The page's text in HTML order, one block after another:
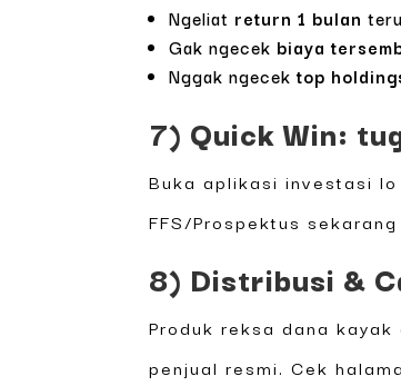
Ngeliat return 1 bulan
Gak ngecek biaya
Nggak ngecektop
7) Quick Win:
Buka aplikasi investasi
FFS/Prospektus
8) Distribusi &
Produk reksa dana
penjual resmi. Cek